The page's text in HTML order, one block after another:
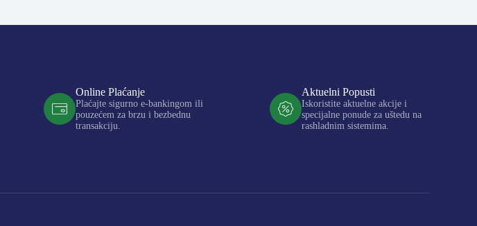
Online Plaćanje
Plaćajte sigurno e-bankingom ili
pouzećem za brzu i bezbednu
transakciju.
Aktuelni Popusti
Iskoristite aktuelne akcije i
specijalne ponude za uštedu na
rashladnim sistemima.